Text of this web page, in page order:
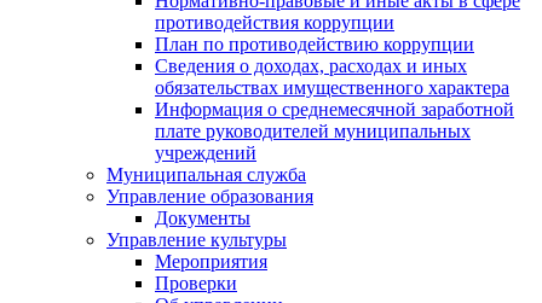
противодействия коррупции
План по противодействию коррупции
Сведения о доходах, расходах и иных
обязательствах имущественного характера
Информация о среднемесячной заработной
плате руководителей муниципальных
учреждений
Муниципальная служба
Управление образования
Документы
Управление культуры
Мероприятия
Проверки